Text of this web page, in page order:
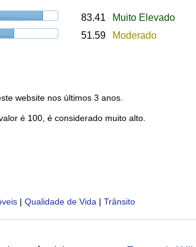
83.41
Muito Elevado
51.59 Moderado
website nos últimos 3 anos.
é 100, é considerado muito alto.
| Qualidade de Vida | Trânsito